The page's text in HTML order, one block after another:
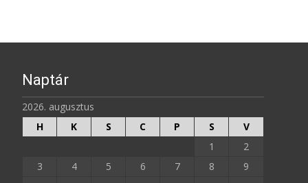
Naptár
2026. augusztus
H
K S C P S
V
1
2
3
4 5 6 7 8
9